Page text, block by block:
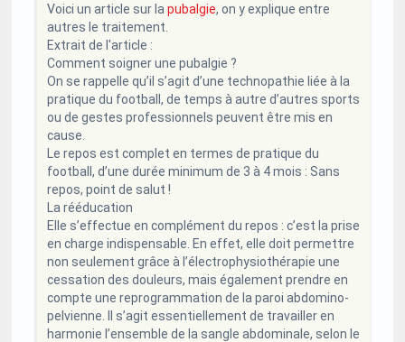
Voici un article sur la pubalgie, on y explique entre
autres le traitement.
Extrait de l'article :
Comment soigner une pubalgie ?
On se rappelle qu’il s’agit d’une technopathie liée à la
pratique du football, de temps à autre d’autres sports
ou de gestes professionnels peuvent être mis en
cause.
Le repos est complet en termes de pratique du
football, d’une durée minimum de 3 à 4 mois : Sans
repos, point de salut !
La rééducation
Elle s’effectue en complément du repos : c’est la prise
en charge indispensable. En effet, elle doit permettre
non seulement grâce à l’électrophysiothérapie une
cessation des douleurs, mais également prendre en
compte une reprogrammation de la paroi abdomino-
pelvienne. Il s’agit essentiellement de travailler en
harmonie l’ensemble de la sangle abdominale, selon le